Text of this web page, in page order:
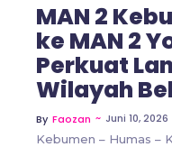
MAN 2
ke MAN 2
Perkuat
Wilayah
By Faozan ~ Juni 10, 2026
Kebumen – Humas –